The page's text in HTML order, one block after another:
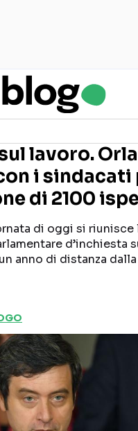
Seguici sui social
lavoro.
i sindacati
di 2100
di oggi si riunisce
d’inchiesta
anno di distanza dalla